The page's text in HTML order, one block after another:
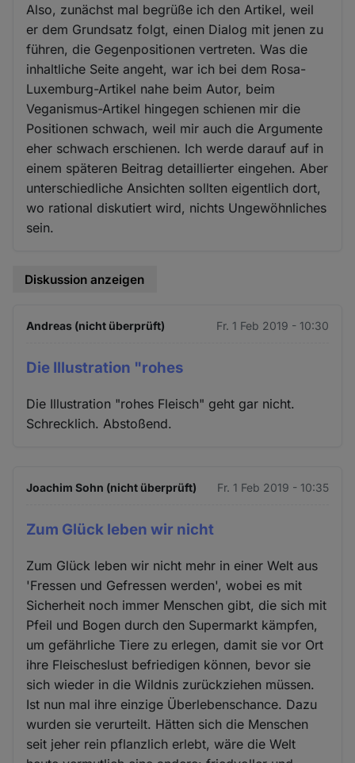
Also, zunächst mal begrüße ich den Artikel, weil
er dem Grundsatz folgt, einen Dialog mit jenen zu
führen, die Gegenpositionen vertreten. Was die
inhaltliche Seite angeht, war ich bei dem Rosa-
Luxemburg-Artikel nahe beim Autor, beim
Veganismus-Artikel hingegen schienen mir die
Positionen schwach, weil mir auch die Argumente
eher schwach erschienen. Ich werde darauf auf in
einem späteren Beitrag detaillierter eingehen. Aber
unterschiedliche Ansichten sollten eigentlich dort,
wo rational diskutiert wird, nichts Ungewöhnliches
sein.
Diskussion anzeigen
Andreas (nicht überprüft) Fr. 1 Feb 2019 - 10:30
Die Illustration "rohes
Die Illustration "rohes Fleisch" geht gar nicht.
Schrecklich. Abstoßend.
Joachim Sohn (nicht überprüft) Fr. 1 Feb 2019 - 10:35
Zum Glück leben wir nicht
Zum Glück leben wir nicht mehr in einer Welt aus
'Fressen und Gefressen werden', wobei es mit
Sicherheit noch immer Menschen gibt, die sich mit
Pfeil und Bogen durch den Supermarkt kämpfen,
um gefährliche Tiere zu erlegen, damit sie vor Ort
ihre Fleischeslust befriedigen können, bevor sie
sich wieder in die Wildnis zurückziehen müssen.
Ist nun mal ihre einzige Überlebenschance. Dazu
wurden sie verurteilt. Hätten sich die Menschen
seit jeher rein pflanzlich erlebt, wäre die Welt